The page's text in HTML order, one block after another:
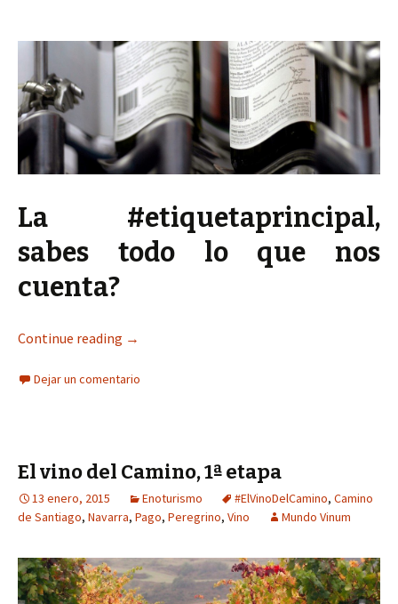
La #etiquetaprincipal,
sabes todo lo que nos
cuenta?
Continue reading →
Dejar un comentario
El vino del Camino, 1ª etapa
13 enero, 2015 Enoturismo #ElVinoDelCamino, Camino
de Santiago, Navarra, Pago, Peregrino, Vino Mundo Vinum